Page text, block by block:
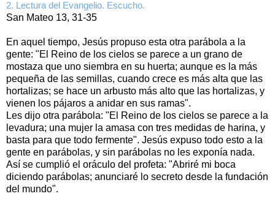
2. Lectura del Evangelio. Escucho.
San Mateo 13, 31-35
En aquel tiempo, Jesús propuso esta otra parábola a la
gente: "El Reino de los cielos se parece a un grano de
mostaza que uno siembra en su huerta; aunque es la más
pequeña de las semillas, cuando crece es más alta que las
hortalizas; se hace un arbusto más alto que las hortalizas, y
vienen los pájaros a anidar en sus ramas".
Les dijo otra parábola: "El Reino de los cielos se parece a la
levadura; una mujer la amasa con tres medidas de harina, y
basta para que todo fermente". Jesús expuso todo esto a la
gente en parábolas, y sin parábolas no les exponía nada.
Así se cumplió el oráculo del profeta: "Abriré mi boca
diciendo parábolas; anunciaré lo secreto desde la fundación
del mundo".